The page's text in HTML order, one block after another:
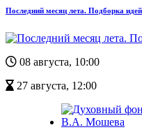
Последний месяц лета. Подборка
08 августа, 10:00
27 августа, 12:00